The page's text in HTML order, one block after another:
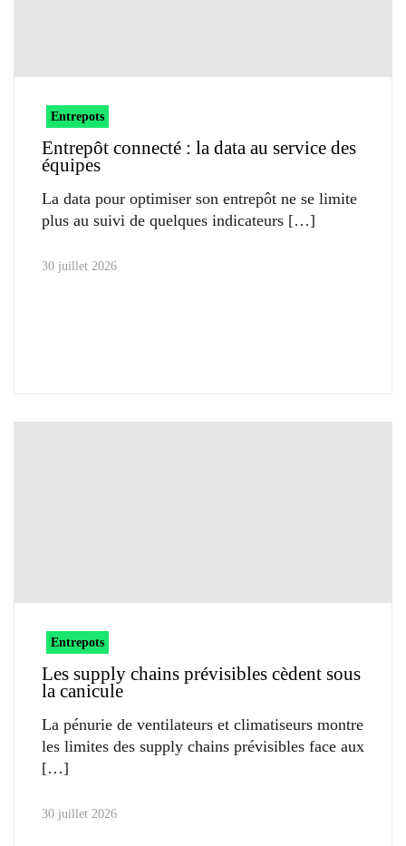
Entrepots
Entrepôt connecté : la data au service des
équipes
La data pour optimiser son entrepôt ne se limite
plus au suivi de quelques indicateurs
30 juillet 2026
Entrepots
Les supply chains prévisibles cèdent sous
la canicule
La pénurie de ventilateurs et climatiseurs montre
les limites des supply chains prévisibles face aux
30 juillet 2026